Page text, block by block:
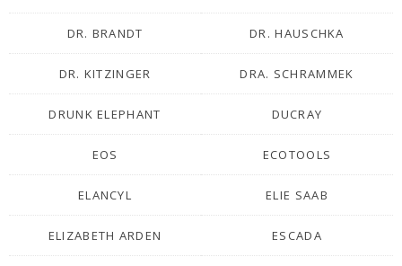
DR. BRANDT DR. HAUSCHKA
DR. KITZINGER DRA. SCHRAMMEK
DRUNK ELEPHANT DUCRAY
EOS ECOTOOLS
ELANCYL ELIE SAAB
ELIZABETH ARDEN ESCADA